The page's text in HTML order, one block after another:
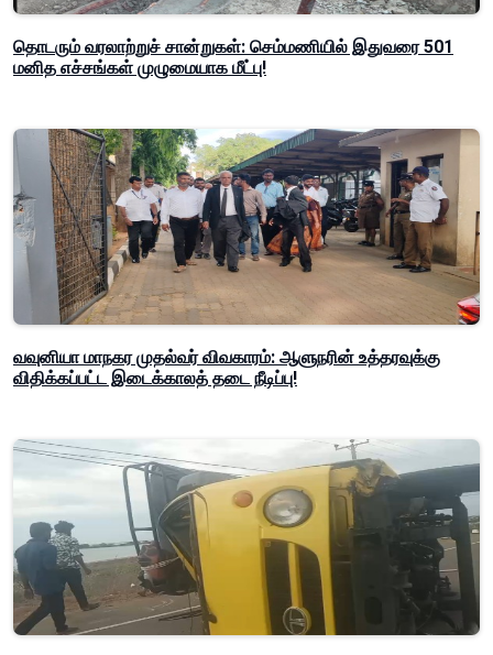
தொடரும் வரலாற்றுச் சான்றுகள்: செம்மணியில் இதுவரை 501
மனித எச்சங்கள் முழுமையாக மீட்பு!
வவுனியா மாநகர முதல்வர் விவகாரம்: ஆளுநரின் உத்தரவுக்கு
விதிக்கப்பட்ட இடைக்காலத் தடை நீடிப்பு!